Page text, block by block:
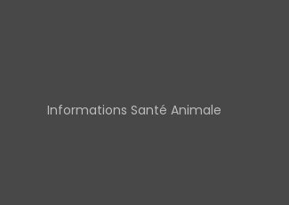
Informations Santé Animale